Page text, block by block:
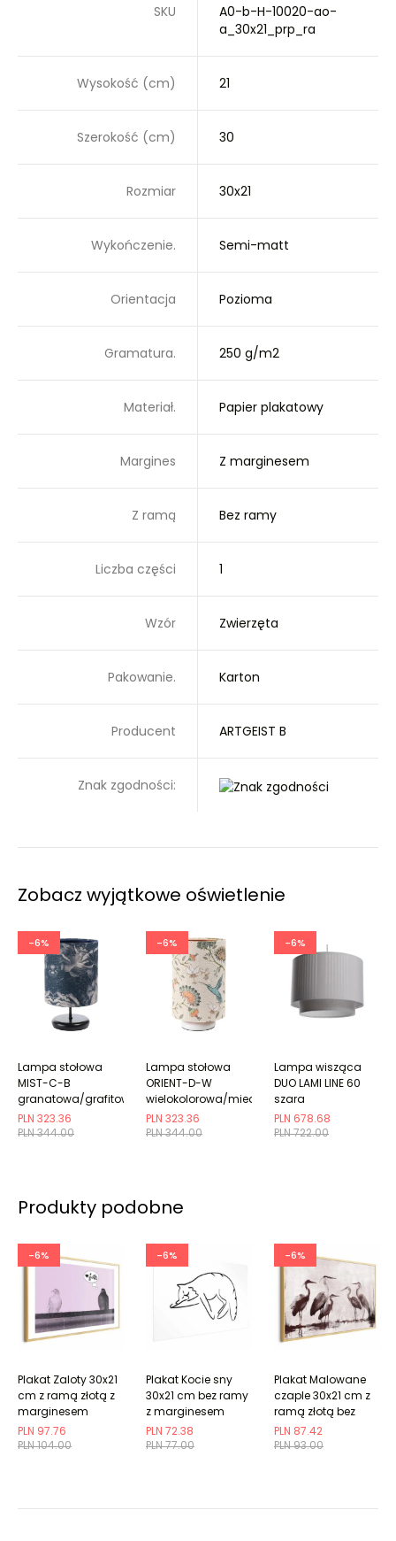
SKU
A0-b-H-10020-ao-
a_30x21_prp_ra
Wysokość (cm) 21
Szerokość (cm) 30
Rozmiar 30x21
Wykończenie. Semi-matt
Orientacja Pozioma
Gramatura. 250 g/m2
Materiał. Papier plakatowy
Margines Z marginesem
Z ramą Bez ramy
Liczba części 1
Wzór Zwierzęta
Pakowanie. Karton
Producent ARTGEIST B
Znak zgodności:
Zobacz wyjątkowe oświetlenie
-6%
PLN 344.00
PLN 323.36
Lampa stołowa
MIST-C-B
granatowa/grafitowa
-6%
PLN 344.00
PLN 323.36
Lampa stołowa
ORIENT-D-W
wielokolorowa/miedziana
-6%
PLN 722.00
PLN 678.68
Lampa wisząca
DUO LAMI LINE 60
szara
Produkty podobne
-6%
PLN 104.00
PLN 97.76
Plakat Zaloty 30x21
cm z ramą złotą z
marginesem
-6%
PLN 77.00
PLN 72.38
Plakat Kocie sny
30x21 cm bez ramy
z marginesem
-6%
PLN 93.00
PLN 87.42
Plakat Malowane
czaple 30x21 cm z
ramą złotą bez
marginesu